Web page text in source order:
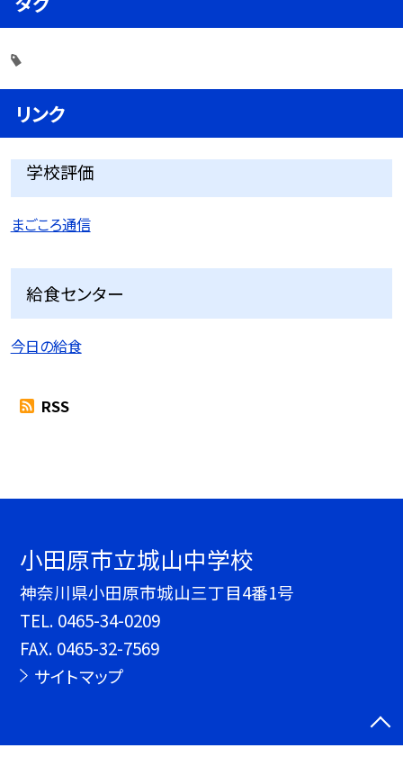
リンク
学校評価
まごころ通信
給食センター
今日の給食
RSS
小田原市立城山中学校
神奈川県小田原市城山三丁目4番1号
TEL. 0465-34-0209
FAX. 0465-32-7569
サイトマップ